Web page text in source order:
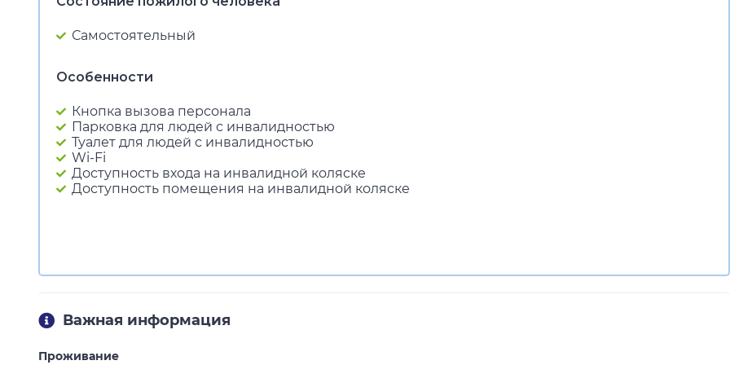
Самостоятельный
Особенности
Кнопка вызова персонала
Парковка для людей с инвалидностью
Туалет для людей с инвалидностью
Wi-Fi
Доступность входа на инвалидной коляске
Доступность помещения на инвалидной коляске
Важная информация
Проживание